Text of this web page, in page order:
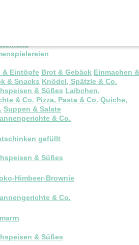
& Eintöpfe Brot & Gebäck Einmachen &
& Snacks Knödel, Spätzle & Co.
& Süßes Laibchen,
& Co. Pizza, Pasta & Co. Quiche,
Suppen & Salate
& Co.
gefüllt
& Süßes
Himbeer-Brownie
& Co.
& Süßes